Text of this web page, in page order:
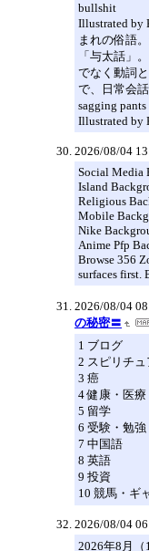
bullshit
Illustrated
まれの俗語
「与太話」
でなく動詞
で、日常会
sagging
Illustrated by
2026/08/04
Social Media
Island
Religious
Mobile
Nike
Anime Pfp
Browse 356
surfaces first.
2026/08/04
の秘密〓
1 ブログ
2 スピリチュ
3 癌
4 健康・医療
5 留学
6 受験・勉強
7 中国語
8 英語
9 投資
10 競馬・ギ
2026/08/04
2026年8月（